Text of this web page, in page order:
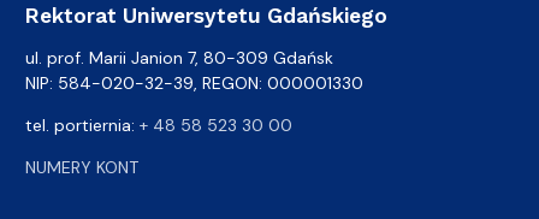
Rektorat Uniwersytetu Gdańskiego
ul. prof. Marii Janion 7, 80-309 Gdańsk
NIP: 584-020-32-39, REGON: 000001330
tel. portiernia: + 48 58 523 30 00
NUMERY KONT